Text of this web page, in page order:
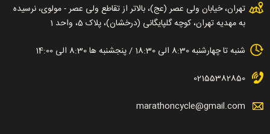
تهران، خیابان ولی عصر (عج)، بالاتر از تقاطع ولی عصر - مولوی، نرسیده
به مهدیه تهران، کوچه گلپایگانی (درخشان)، پلاک 5، واحد 1
شنبه تا چهارشنبه 8:30 الی 18:30 / پنجشنبه ها 8:30 الی 14:00
02155382850
marathoncycle@gmail.com